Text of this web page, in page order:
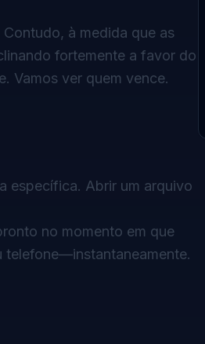
à medida que as
fortemente a favor do
Vamos ver quem vence.
específica. Abrir um arquivo
no momento em que